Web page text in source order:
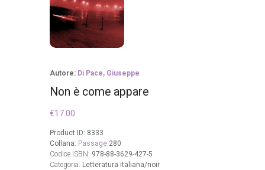
Autore: Di Pace, Giuseppe
Non è come appare
€17.00
Product ID: 8333
Collana: Passage 280
Codice ISBN: 978-88-3629-427-5
Categoria: Letteratura italiana/noir